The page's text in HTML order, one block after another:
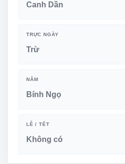
Canh Dần
TRỰC NGÀY
Trừ
NĂM
Bính Ngọ
LỄ / TẾT
Không có